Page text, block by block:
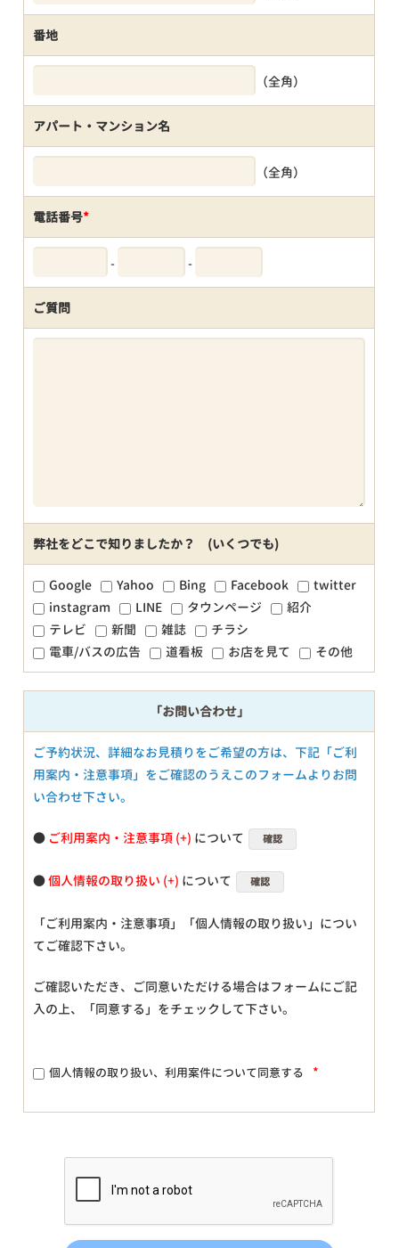
番地
（全角）
アパート・マンション名
（全角）
電話番号*
- -
ご質問
弊社をどこで知りましたか？ (いくつでも)
Google Yahoo Bing Facebook
twitter
instagram
LINE タウンページ
紹介
テレビ
新聞 雑誌
チラシ
電車/バスの広告
道看板 お店を見て その他
「お問い合わせ」
ご予約状況、詳細なお見積りをご希望の方は、下記「ご利
用案内・注意事項」をご確認のうえこのフォームよりお問
い合わせ下さい。
● ご利用案内・注意事項 について 確認
●個人情報の取り扱い について 確認
「ご利用案内・注意事項」「個人情報の取り扱い」につい
てご確認下さい。
ご確認いただき、ご同意いただける場合はフォームにご記
入の上、「同意する」をチェックして下さい。
個人情報の取り扱い、利用案件について同意する *